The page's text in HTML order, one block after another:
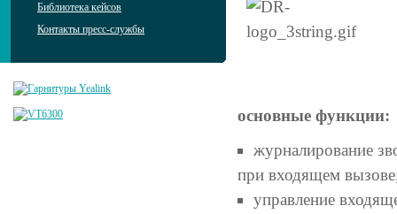
Библиотека кейсов
Контакты пресс-службы
основные функции:
журналирование
при входящем
управление